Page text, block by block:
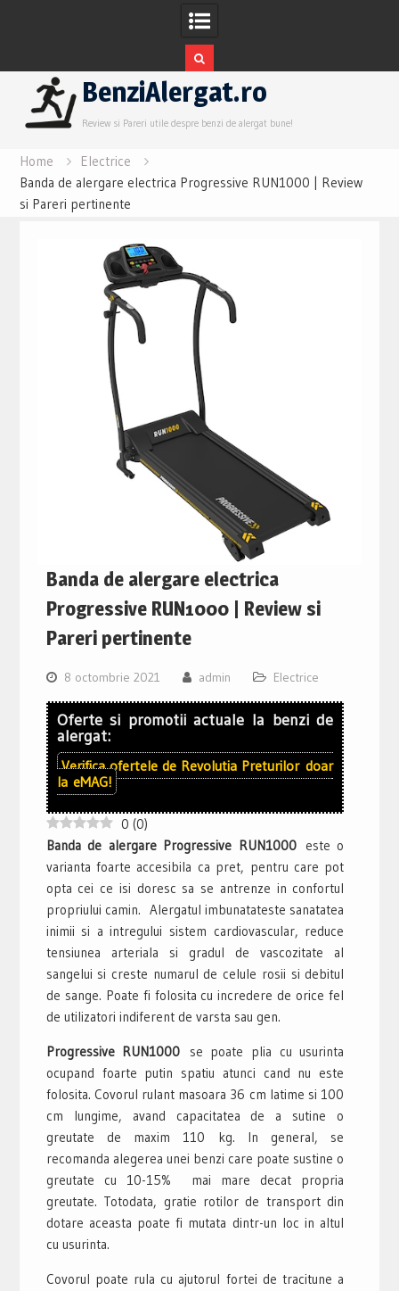
content
BenziAlergat.ro
Review si Pareri utile despre benzi de alergat bune!
Home
Electrice
Banda de alergare electrica Progressive RUN1000 | Review
si Pareri pertinente
Banda de alergare electrica
Progressive RUN1000 | Review si
Pareri pertinente
8 octombrie 2021 admin Electrice
Oferte si promotii actuale la benzi de
alergat:
Verifica ofertele de Revolutia Preturilor doar
la eMAG!
0 (0)
Banda de alergare Progressive RUN1000 este o
varianta foarte accesibila ca pret, pentru care pot
opta cei ce isi doresc sa se antrenze in confortul
propriului camin. Alergatul imbunatateste sanatatea
inimii si a intregului sistem cardiovascular, reduce
tensiunea arteriala si gradul de vascozitate al
sangelui si creste numarul de celule rosii si debitul
de sange. Poate fi folosita cu incredere de orice fel
de utilizatori indiferent de varsta sau gen.
Progressive RUN1000 se poate plia cu usurinta
ocupand foarte putin spatiu atunci cand nu este
folosita. Covorul rulant masoara 36 cm latime si 100
cm lungime, avand capacitatea de a sutine o
greutate de maxim 110 kg. In general, se
recomanda alegerea unei benzi care poate sustine o
greutate cu 10-15% mai mare decat propria
greutate. Totodata, gratie rotilor de transport din
dotare aceasta poate fi mutata dintr-un loc in altul
cu usurinta.
Covorul poate rula cu ajutorul fortei de tracitune a